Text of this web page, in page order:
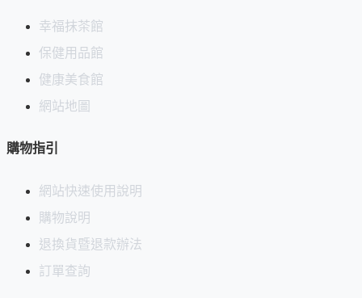
綴以彩色圓點，像極了廟會裡最快樂的那個下午。
🎁送禮，比自用更讓人記住你
收到一只「雙貓對望、福不落單」的茶碗，
對方每天拿起它，都會想起你的心意。
幸福抹茶館
保健用品館
健康美食館
網站地圖
購物指引
網站快速使用說明
購物說明
退換貨暨退款辦法
訂單查詢